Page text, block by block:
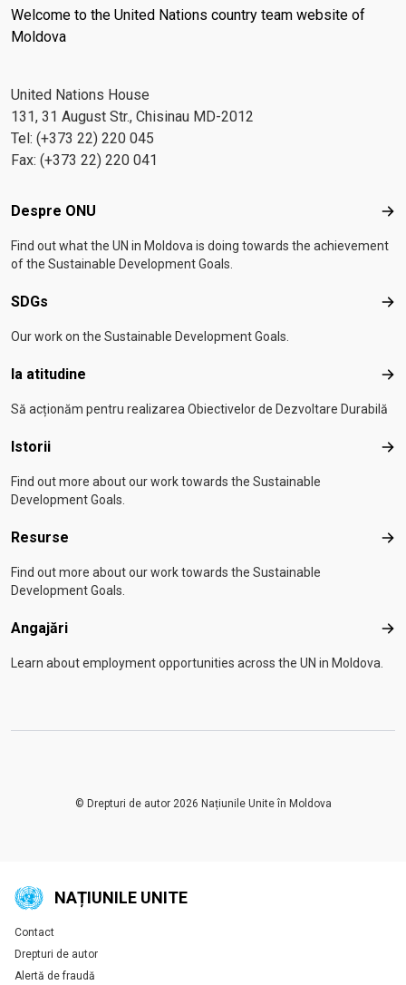
Welcome to the United Nations country team website of
Moldova
United Nations House
131, 31 August Str., Chisinau MD-2012
Tel: (+373 22) 220 045
Fax: (+373 22) 220 041
Footer menu
Despre ONU
Find out what the UN in Moldova is doing towards the achievement
of the Sustainable Development Goals.
SDGs
Our work on the Sustainable Development Goals.
Ia atitudine Ia
Să acționăm pentru realizarea Obiectivelor de Dezvoltare Durabilă
Istorii
Find out more about our work towards the Sustainable
Development Goals.
Resurse
Find out more about our work towards the Sustainable
Development Goals.
Angajări
Learn about employment opportunities across the UN in Moldova.
© Drepturi de autor 2026 Națiunile Unite în Moldova
NAȚIUNILE UNITE
Global U.N. menu
Contact
Drepturi de autor
Alertă de fraudă